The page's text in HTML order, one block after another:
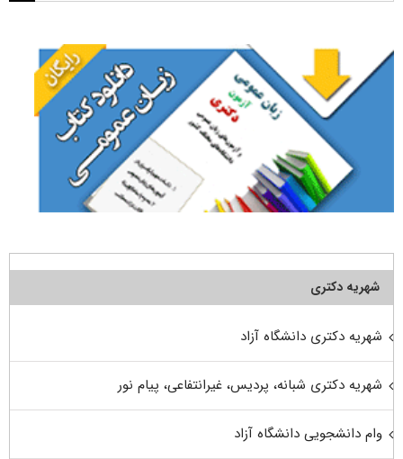
شهریه دکتری
شهریه دکتری دانشگاه آزاد
شهریه دکتری شبانه، پردیس، غیرانتفاعی، پیام نور
وام دانشجویی دانشگاه آزاد